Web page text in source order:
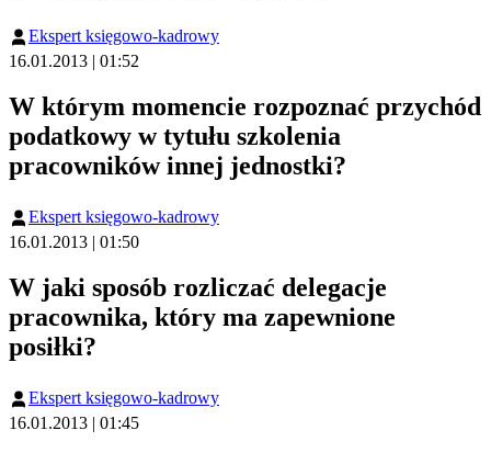
Ekspert księgowo-kadrowy
16.01.2013 | 01:52
W którym momencie rozpoznać przychód
podatkowy w tytułu szkolenia
pracowników innej jednostki?
Ekspert księgowo-kadrowy
16.01.2013 | 01:50
W jaki sposób rozliczać delegacje
pracownika, który ma zapewnione
posiłki?
Ekspert księgowo-kadrowy
16.01.2013 | 01:45